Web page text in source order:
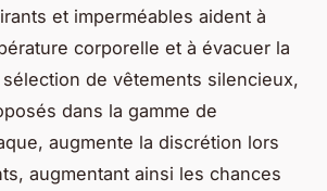
et imperméables aident à
corporelle et à évacuer la
de vêtements silencieux,
dans la gamme de
augmente la discrétion lors
augmentant ainsi les chances